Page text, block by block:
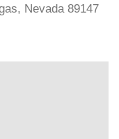
Nevada 89147